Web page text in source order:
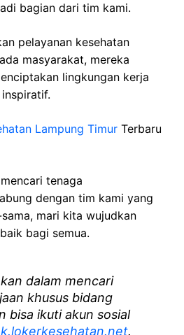
bagian dari tim kami.
pelayanan kesehatan
masyarakat, mereka
lingkungan kerja
Lampung Timur Terbaru
tenaga
dengan tim kami yang
mari kita wujudkan
bagi semua.
dalam mencari
khusus bidang
bisa ikuti akun sosial
.